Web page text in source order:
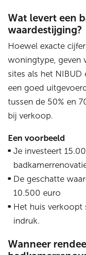
Wat levert een
waardestijging?
Hoewel exacte
woningtype, geven
sites als het NIBUD
een goed
tussen de 50% en
bij verkoop.
Een voorbeeld
Je investeert
De geschatte
10.500 euro
Het huis verkoopt
indruk.
Wanneer